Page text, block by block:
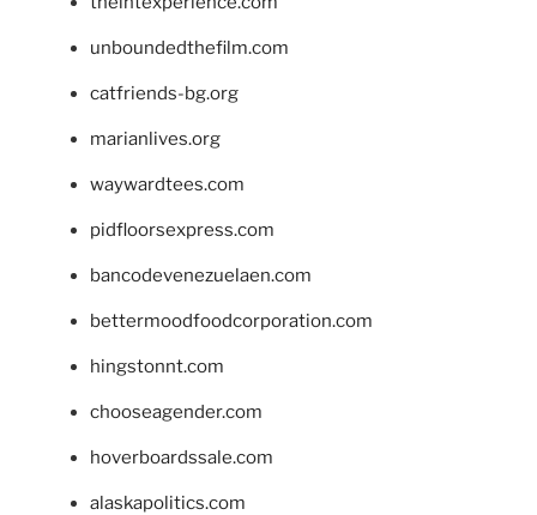
unboundedthefilm.com
catfriends-bg.org
marianlives.org
waywardtees.com
pidfloorsexpress.com
bancodevenezuelaen.com
bettermoodfoodcorporation.com
hingstonnt.com
chooseagender.com
hoverboardssale.com
alaskapolitics.com